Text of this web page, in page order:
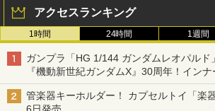
アクセスランキング
1時間 24時間 1週間
ガンプラ「HG 1/144 ガンダムレオパルド
『機動新世紀ガンダムX』30周年！インナ
変形機構まで再現し最新フォーマットで
管楽器キーホルダー！ カプセルトイ「楽